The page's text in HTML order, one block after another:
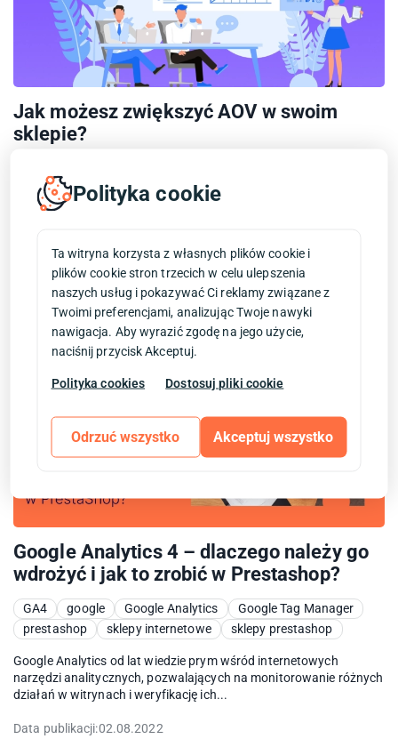
Jak możesz zwiększyć AOV w swoim
sklepie?
Chyba mało który wskaźnik jest tak istotny e-commerce, jak AOV,
Data publikacji:31.08.2022
Google Analytics 4 – dlaczego należy go
wdrożyć i jak to zrobić w Prestashop?
GA4 google Google Analytics
Google Tag Manager
prestashop
sklepy internetowe sklepy prestashop
Google Analytics od lat wiedzie prym wśród internetowych
narzędzi analitycznych, pozwalających na monitorowanie różnych
działań w witrynach i weryfikację ich...
Data publikacji:02.08.2022
Polityka cookie
Ta witryna korzysta z własnych plików cookie i
plików cookie stron trzecich w celu ulepszenia
naszych usług i pokazywać Ci reklamy związane z
Twoimi preferencjami, analizując Twoje nawyki
nawigacja. Aby wyrazić zgodę na jego użycie,
naciśnij przycisk Akceptuj.
Polityka cookies Dostosuj pliki cookie
Odrzuć wszystko Akceptuj wszystko